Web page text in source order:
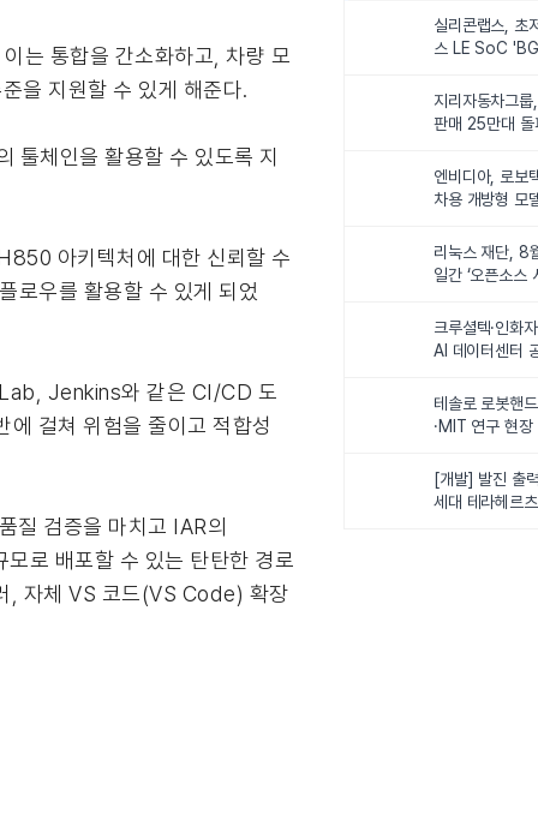
는 통합을 간소화하고, 차량 모
을 지원할 수 있게 해준다.
체인을 활용할 수 있도록 지
아키텍처에 대한 신뢰할 수
로우를 활용할 수 있게 되었
Jenkins와 같은 CI/CD 도
걸쳐 위험을 줄이고 적합성
검증을 마치고 IAR의
로 배포할 수 있는 탄탄한 경로
, 자체 VS 코드(VS Code) 확장
실리콘랩스, 초
스 LE SoC
지리자동차그
판매 25만대 돌
엔비디아, 로보
차용 개방형 모
리눅스 재단, 8
일간 ‘오픈소스
크루셜텍·인화
AI 데이터센터
테솔로 로봇핸
·MIT 연구 현
화
[개발] 발진 출
세대 테라헤르